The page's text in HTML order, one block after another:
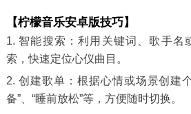
【柠檬音乐安卓版技巧】
1. 智能搜索：利用关键词、歌手名
索，快速定位心仪曲目。
2. 创建歌单：根据心情或场景创建
备”、“睡前放松”等，方便随时切换。